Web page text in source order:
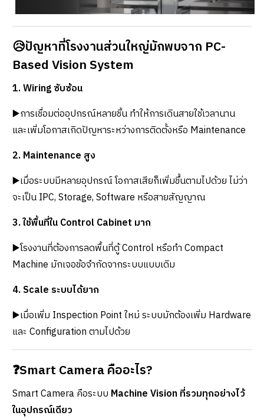
😥ปัญหาที่โรงงานส่วนใหญ่มักพบจาก PC-
Based Vision System
1. Wiring ซับซ้อน
▶️การเชื่อมต่ออุปกรณ์หลายชิ้น ทำให้การเดินสายใช้เวลานาน
และเพิ่มโอกาสเกิดปัญหาระหว่างการติดตั้งหรือ Maintenance
2. Maintenance สูง
▶️เมื่อระบบมีหลายอุปกรณ์ โอกาสเสียก็เพิ่มขึ้นตามไปด้วย ไม่ว่า
จะเป็น IPC, Storage, Software หรือสายสัญญาณ
3. ใช้พื้นที่ใน Control Cabinet มาก
▶️โรงงานที่ต้องการลดพื้นที่ตู้ Control หรือทำ Compact
Machine มักเจอข้อจำกัดจากระบบแบบเดิม
4. Scale ระบบได้ยาก
▶️เมื่อเพิ่ม Inspection Point ใหม่ ระบบมักต้องเพิ่ม Hardware
และ Configuration ตามไปด้วย
❓Smart Camera คืออะไร?
Smart Camera คือระบบ Machine Vision ที่รวมทุกอย่างไว้
ในอุปกรณ์เดียว